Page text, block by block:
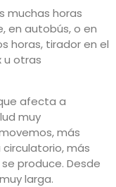
muchas horas
en autobús, o en
horas, tirador en el
u otras
afecta a
muy
más
más
produce. Desde
larga.